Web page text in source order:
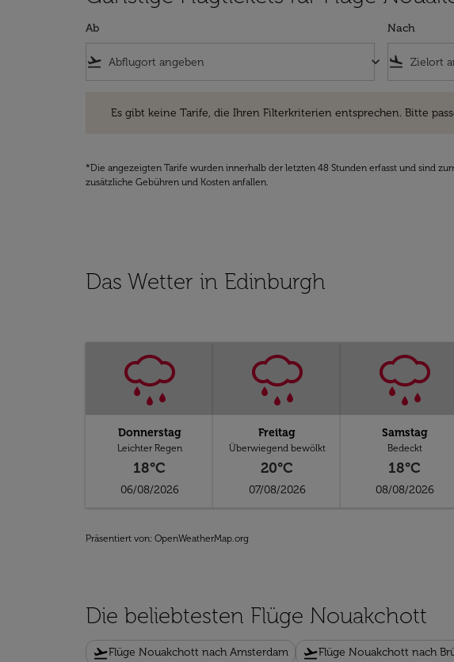
Ab
flight_takeoff keyboard_arrow_down
Nach
flight_land
Es gibt keine Tarife, die Ihren Filterkriterien entsprechen. Bitte
*Die angezeigten Tarife wurden innerhalb der letzten 48 Stunden erfasst und sind
zusätzliche Gebühren und Kosten anfallen.
Das Wetter in Edinburgh
Donnerstag
Leichter Regen
18°C
06/08/2026
Freitag
Überwiegend bewölkt
20°C
07/08/2026
Samstag
Bedeckt
18°C
08/08/2026
Präsentiert von: OpenWeatherMap.org
Die beliebtesten Flüge Nouakchott
flight_takeoffFlüge Nouakchott nach Amsterdam flight_takeoffFlüge Nouakchott nach